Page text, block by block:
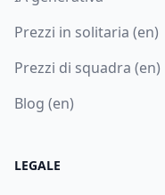
Prezzi in solitaria (en)
Prezzi di squadra (en)
Blog (en)
LEGALE